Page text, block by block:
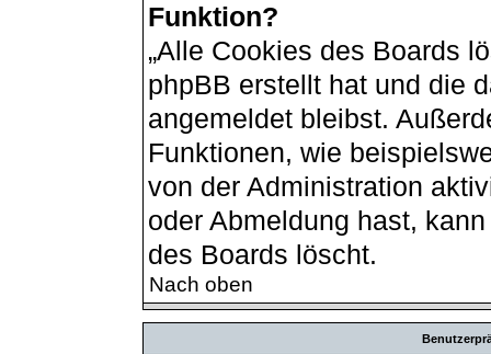
Funktion?
„Alle Cookies des Boards
phpBB erstellt hat und die
angemeldet bleibst.
Funktionen, wie
von der Administration
oder Abmeldung hast,
des Boards löscht.
Nach oben